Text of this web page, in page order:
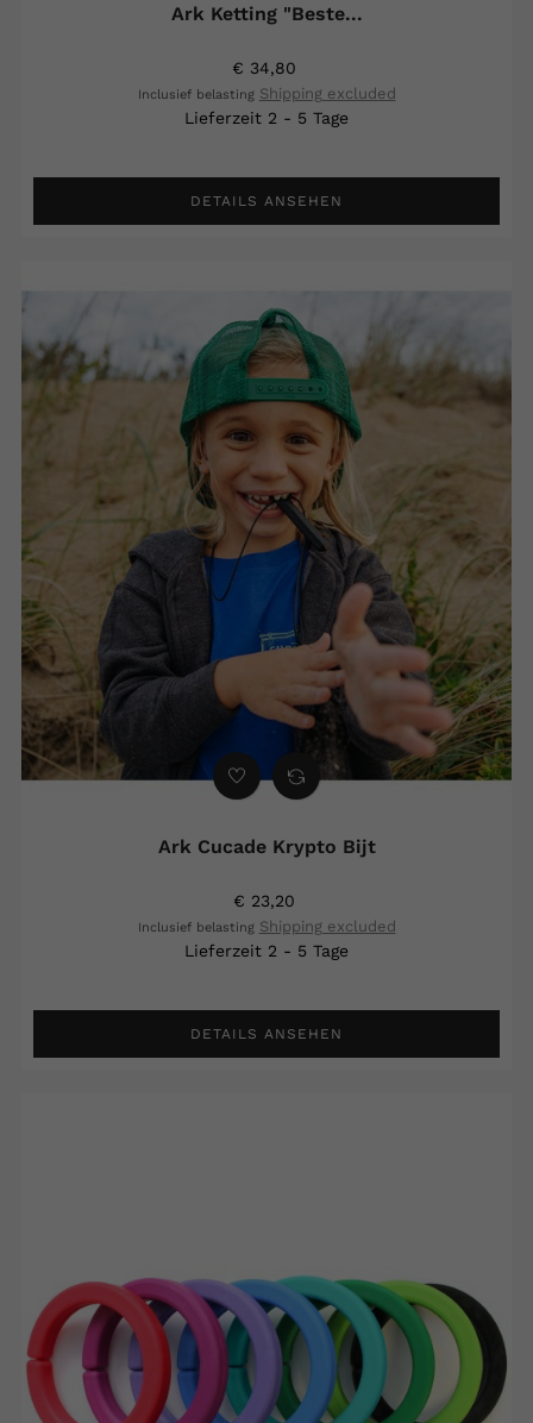
Ark Ketting "beste...
€ 34,80
Inclusief belasting Shipping excluded
Lieferzeit 2 - 5 Tage
DETAILS ANSEHEN
Ark Cucade Krypto Bijt
€ 23,20
Inclusief belasting Shipping excluded
Lieferzeit 2 - 5 Tage
DETAILS ANSEHEN